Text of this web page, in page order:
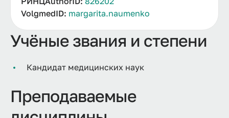
Учёные звания и степени
Кандидат медицинских наук
Преподаваемые
VolgmedID: margarita.naumenko